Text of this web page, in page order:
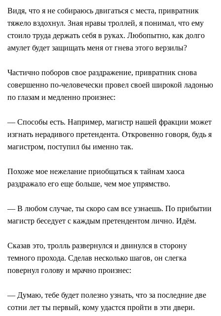
Видя, что я не собираюсь двигаться с места, привратник
тяжело вздохнул. Зная нравы троллей, я понимал, что ему
стоило труда держать себя в руках. Любопытно, как долго
амулет будет защищать меня от гнева этого верзилы?
Частично поборов свое раздражение, привратник снова
совершенно по-человечески провел своей широкой ладонью
по глазам и медленно произнес:
― Способы есть. Например, магистр нашей фракции может
изгнать нерадивого претендента. Откровенно говоря, будь я
магистром, поступил бы именно так.
Похоже мое нежелание приобщаться к тайнам хаоса
раздражало его еще больше, чем мое упрямство.
― В любом случае, ты скоро сам все узнаешь. По прибытии
магистр беседует с каждым претендентом лично. Идём.
Сказав это, тролль развернулся и двинулся в сторону
темного прохода. Сделав несколько шагов, он слегка
повернул голову и мрачно произнес:
― Думаю, тебе будет полезно узнать, что за последние две
сотни лет ты первый, кому удастся пройти в эти двери.